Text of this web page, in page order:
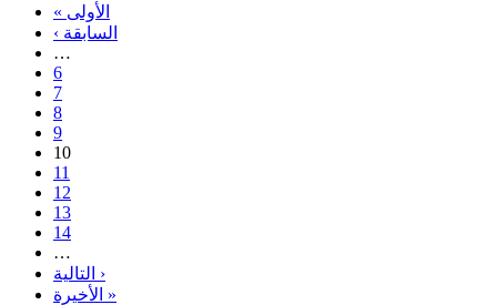
« الأولى
‹ السابقة
…
6
7
8
9
10
11
12
13
14
…
التالية ›
الأخيرة »